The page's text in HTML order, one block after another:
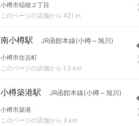
小樽市稲穂２丁目
このページの店舗から 421 m
南小樽駅 JR函館本線(小樽～旭川)
小樽市住吉町
このページの店舗から 1.3 km
小樽築港駅 JR函館本線(小樽～旭川)
小樽市築港
このページの店舗から 3 km